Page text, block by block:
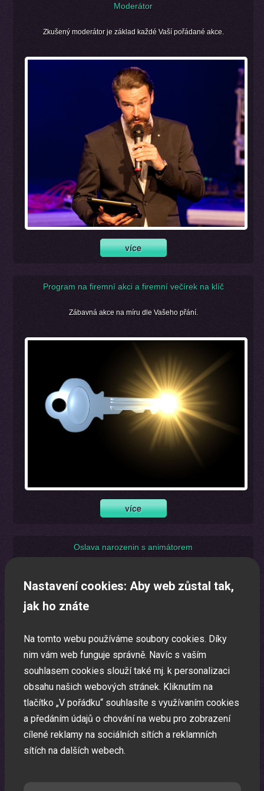
Moderátor
Zkušený moderátor je základ každé Vaší pořádané akce.
Program na firemní akci a firemní večírek na klíč
Zábavná akce na míru dle Vašeho přání.
Oslava narozenin s animátorem
Nastavení cookies: Aby web zůstal tak,
jak ho znáte
Na tomto webu používáme soubory cookies. Díky
nim vám web funguje správně. Navíc s vaším
souhlasem cookies slouží také mj. k personalizaci
obsahu našich webových stránek. Kliknutím na
tlačítko „V pořádku“ souhlasíte s využívaním cookies
a předáním údajů o chování na webu pro zobrazení
cílené reklamy na sociálních sítích a reklamních
sítích na dalších webech.